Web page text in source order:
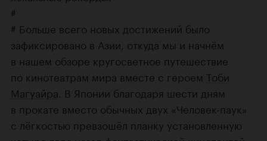
#
# Больше всего новых достижений было
зафиксировано в Азии, откуда мы и начнём
в нашем обзоре кругосветное путешествие
по кинотеатрам мира вместе c героем Тоби
Магуайра . В Японии благодаря шести дням
в прокате вместо обычных двух «Человек-паук»
с лёгкостью превзошёл планку установленную